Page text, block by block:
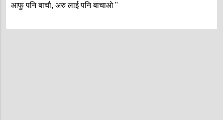
आफु पनि बाचौ, अरु लाई पनि बाचाओ "